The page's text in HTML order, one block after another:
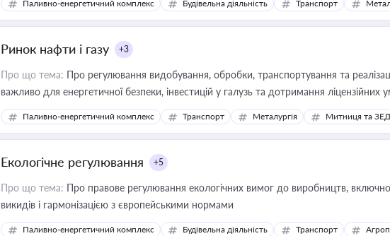
Паливно-енергетичний комплекс Будівельна діяльність Транспорт
Ринок нафти і газу +3
Про що тема: Про регулювання видобування, обробки, транспортування та
важливо для енергетичної безпеки, інвестицій у галузь та дотримання ліцензійних
Паливно-енергетичний комплекс Транспорт Металургія Митниця та ЗЕД
Екологічне регулювання +5
Про що тема: Про правове регулювання екологічних вимог до виробництв,
викидів і гармонізацією з європейськими нормами
Паливно-енергетичний комплекс Будівельна діяльність Транспорт